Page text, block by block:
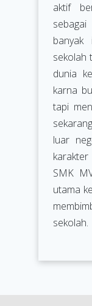
aktif
sekolah
dunia
karna
tapi
luar
SMK
utama
sekolah.